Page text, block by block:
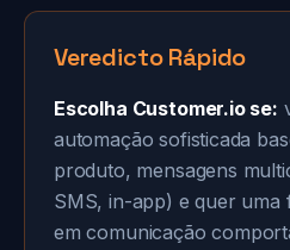
Veredicto Rápido
Escolha Customer.io se:
automação sofisticada
produto, mensagens
SMS, in-app) e quer uma
em comunicação